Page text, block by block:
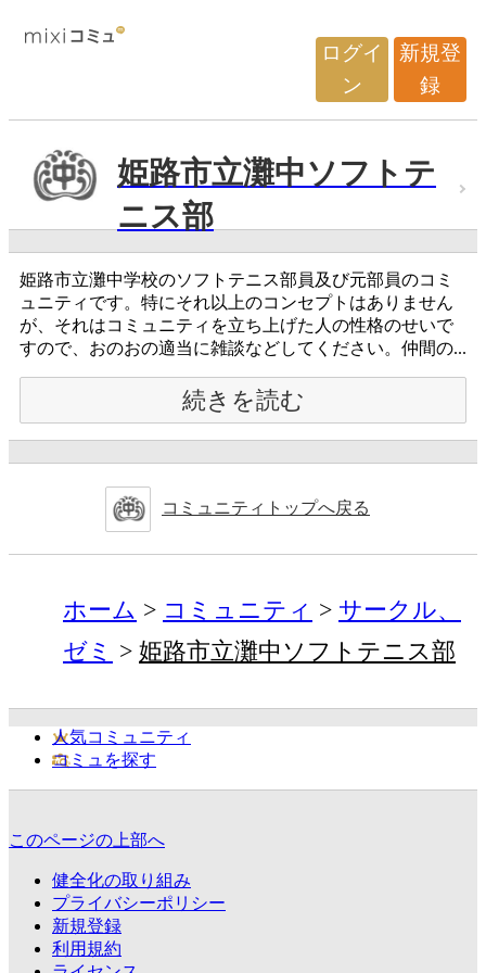
ログイ
ン
新規登
録
姫路市立灘中ソフトテ
ニス部
姫路市立灘中学校のソフトテニス部員及び元部員のコミ
ュニティです。特にそれ以上のコンセプトはありません
が、それはコミュニティを立ち上げた人の性格のせいで
すので、おのおの適当に雑談などしてください。仲間の...
続きを読む
コミュニティトップへ戻る
ホーム コミュニティ
サークル、
ゼミ
姫路市立灘中ソフトテニス部
人気コミュニティ
コミュを探す
このページの上部へ
健全化の取り組み
プライバシーポリシー
新規登録
利用規約